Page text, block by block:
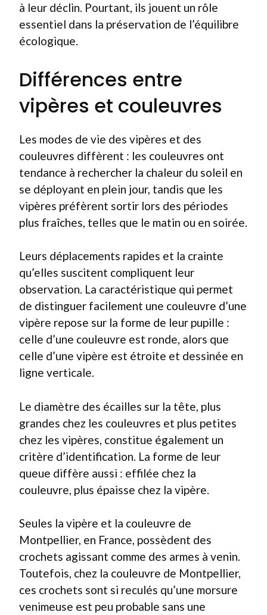
à leur déclin. Pourtant, ils jouent un rôle
essentiel dans la préservation de l’équilibre
écologique.
Différences entre
vipères et couleuvres
Les modes de vie des vipères et des
couleuvres diffèrent : les couleuvres ont
tendance à rechercher la chaleur du soleil en
se déployant en plein jour, tandis que les
vipères préfèrent sortir lors des périodes
plus fraîches, telles que le matin ou en soirée.
Leurs déplacements rapides et la crainte
qu’elles suscitent compliquent leur
observation. La caractéristique qui permet
de distinguer facilement une couleuvre d’une
vipère repose sur la forme de leur pupille :
celle d’une couleuvre est ronde, alors que
celle d’une vipère est étroite et dessinée en
ligne verticale.
Le diamètre des écailles sur la tête, plus
grandes chez les couleuvres et plus petites
chez les vipères, constitue également un
critère d’identification. La forme de leur
queue diffère aussi : effilée chez la
couleuvre, plus épaisse chez la vipère.
Seules la vipère et la couleuvre de
Montpellier, en France, possèdent des
crochets agissant comme des armes à venin.
Toutefois, chez la couleuvre de Montpellier,
ces crochets sont si reculés qu’une morsure
venimeuse est peu probable sans une